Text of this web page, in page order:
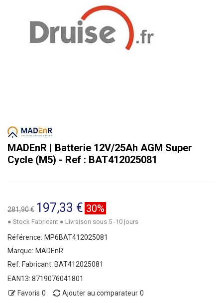
MADEnR | Batterie 12V/25Ah AGM Super
Cycle (M5) - Ref : BAT412025081
281,90 € 197,33 € 30%
● Stock Fabricant ● Livraison sous 5 -10 jours
Référence: MP6BAT412025081
Marque: MADEnR
Ref. Fabricant: BAT412025081
EAN13: 8719076041801
Favoris 0 Ajouter au comparateur 0